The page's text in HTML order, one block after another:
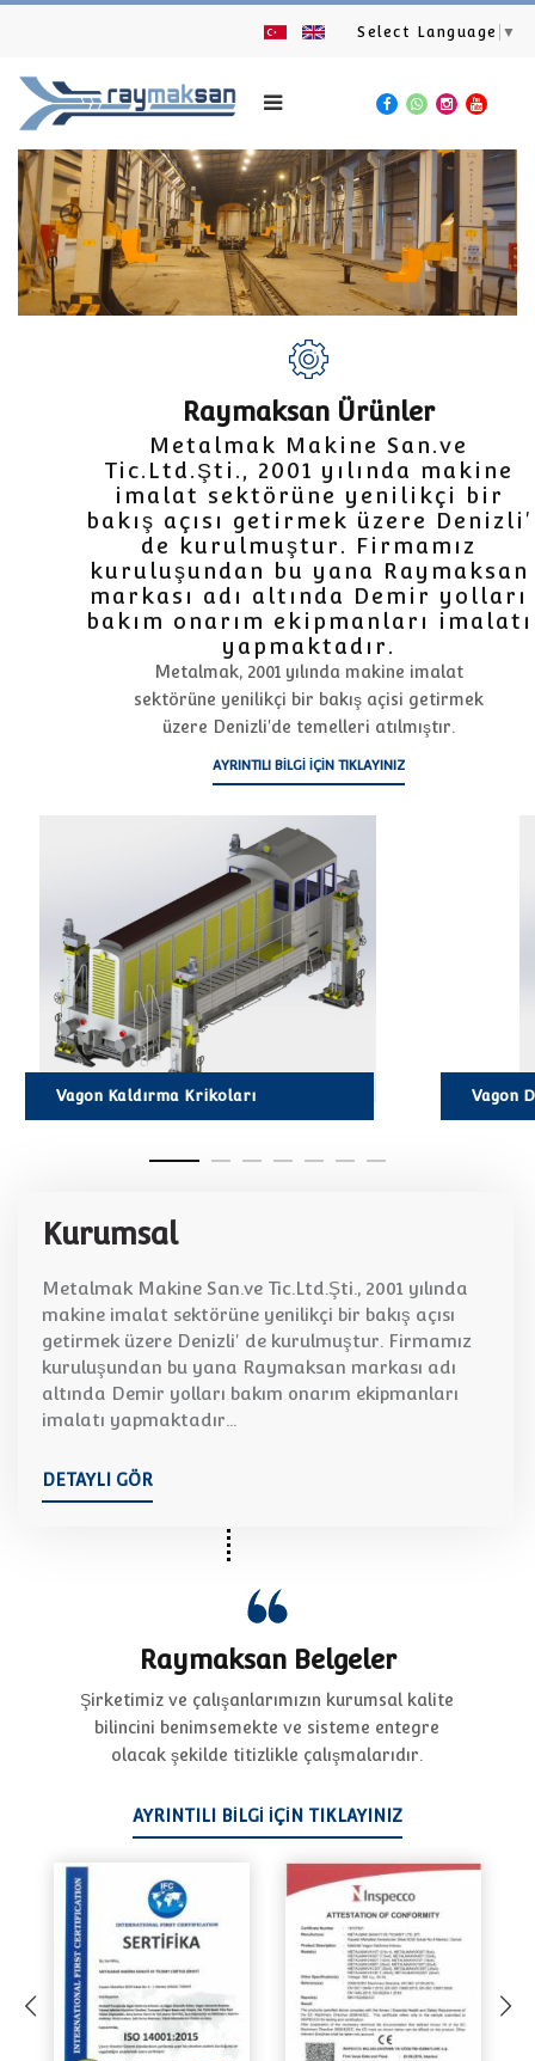
Select Language ▼
Raymaksan Ürünler
Metalmak Makine San.ve
Tic.Ltd.Şti., 2001 yılında makine
imalat sektörüne yenilikçi bir
bakış açısı getirmek üzere Denizli'
de kurulmuştur. Firmamız
kuruluşundan bu yana Raymaksan
markası adı altında Demir yolları
bakım onarım ekipmanları imalatı
yapmaktadır.
Metalmak, 2001 yılında makine imalat
sektörüne yenilikçi bir bakış açisi getirmek
üzere Denizli'de temelleri atılmıştır.
AYRINTILI BILGI IÇIN TIKLAYINIZ
Vagon Kaldırma Krikoları Vagon
KURUMSAL
Demiryolları Bakım
Onarım
Makinaları
Kurumsal
Metalmak Makine San.ve Tic.Ltd.Şti., 2001 yılında
makine imalat sektörüne yenilikçi bir bakış açısı
getirmek üzere Denizli' de kurulmuştur. Firmamız
kuruluşundan bu yana Raymaksan markası adı
altında Demir yolları bakım onarım ekipmanları
imalatı yapmaktadır...
DETAYLI GÖR
Raymaksan Belgeler
Şirketimiz ve çalışanlarımızın kurumsal kalite
bilincini benimsemekte ve sisteme entegre
olacak şekilde titizlikle çalışmalarıdır.
AYRINTILI BILGI IÇIN TIKLAYINIZ